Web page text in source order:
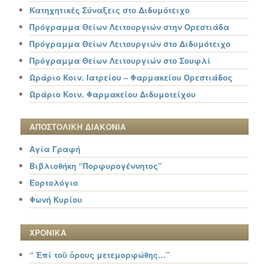
Κατηχητικές Σύναξεις στο Διδυμότειχο
Πρόγραμμα Θείων Λειτουργιών στην Ορεστιάδα
Πρόγραμμα Θείων Λειτουργιών στο Διδυμότειχο
Πρόγραμμα Θείων Λειτουργιών στο Σουφλί
Ωράριο Κοιν. Ιατρείου – Φαρμακείου Ορεστιάδος
Ωράριο Κοιν. Φαρμακείου Διδυμοτείχου
ΑΠΟΣΤΟΛΙΚΗ ΔΙΑΚΟΝΙΑ
Αγία Γραφή
Βιβλιοθήκη “Πορφυρογέννητος”
Εορτολόγιο
Φωνή Κυρίου
ΧΡΟΝΙΚΑ
“ Ἐπί τοῦ ὄρους μετεμορφώθης…”